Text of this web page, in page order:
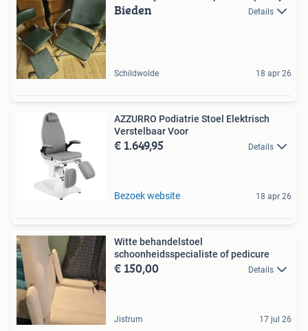
Bieden Details
Schildwolde 18 apr 26
AZZURRO Podiatrie Stoel Elektrisch
Verstelbaar Voor
€ 1.649,95 Details
Bezoek website 18 apr 26
Witte behandelstoel
schoonheidsspecialiste of pedicure
€ 150,00 Details
Jistrum 17 jul 26